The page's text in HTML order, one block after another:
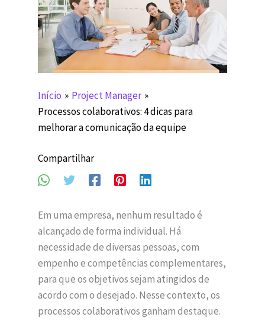
Início
Project Manager
Processos colaborativos: 4 dicas para
melhorar a comunicação da equipe
Compartilhar
Em uma empresa, nenhum resultado é
alcançado de forma individual. Há
necessidade de diversas pessoas, com
empenho e competências complementares,
para que os objetivos sejam atingidos de
acordo com o desejado. Nesse contexto, os
processos colaborativos ganham destaque.